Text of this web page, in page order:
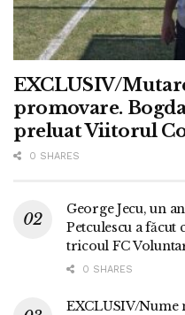
EXCLUSIV/
promovare.
preluat Viitorul
0 SHARES
George Jecu, un
Petculescu a
tricoul FC
0 SHARES
EXCLUSIV/Nume